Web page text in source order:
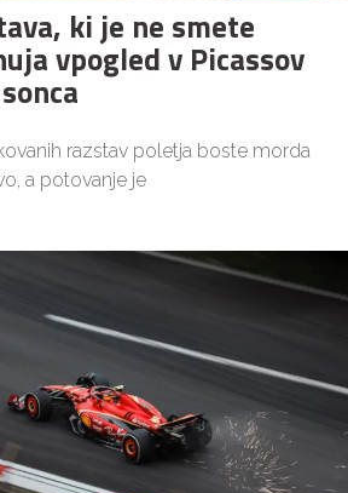
ki je ne smete
vpogled v Picassov
razstav poletja boste morda
a potovanje je